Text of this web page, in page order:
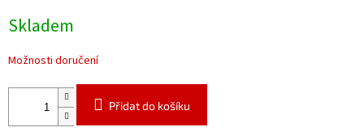
cena:
Skladem
Možnosti doručení
Přidat do košíku